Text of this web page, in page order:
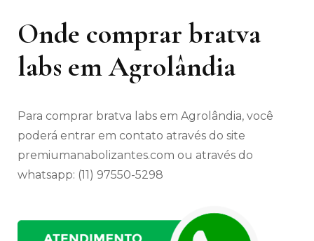
Onde comprar bratva
labs em Agrolândia
Para comprar bratva labs em Agrolândia, você
poderá entrar em contato através do site
premiumanabolizantes.com ou através do
whatsapp: (11) 97550-5298